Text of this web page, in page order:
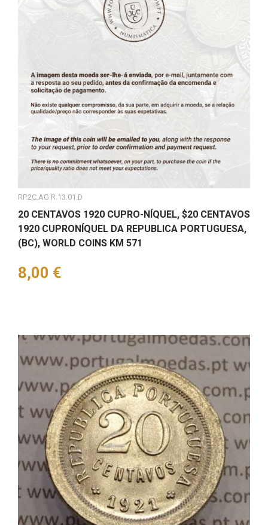
RP.2C.AG.R.13.01.D
20 CENTAVOS 1920 CUPRO-NÍQUEL, $20 CENTAVOS
1920 CUPRONÍQUEL DA REPUBLICA PORTUGUESA,
(BC), WORLD COINS KM 571
Preço
8,00 €